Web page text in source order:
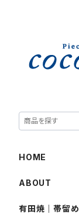
HOME
ABOUT
有田焼｜帯留め